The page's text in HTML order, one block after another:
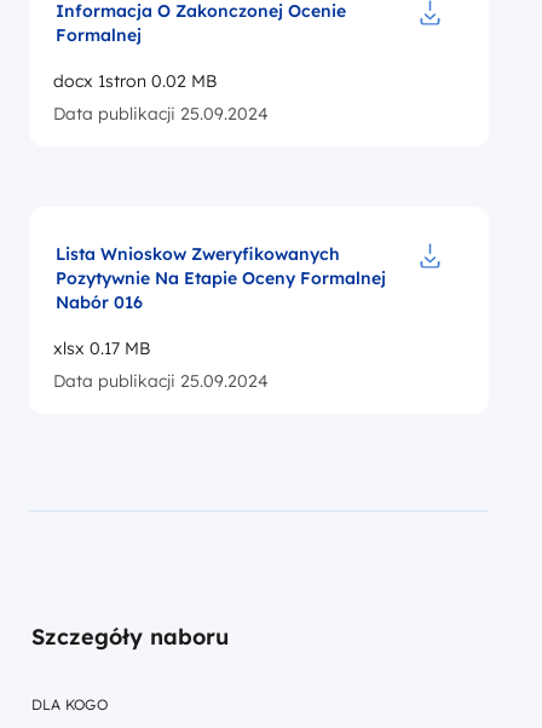
Informacja O Zakonczonej Ocenie
Formalnej
docx 1stron 0.02 MB
Data publikacji 25.09.2024
Lista Wnioskow Zweryfikowanych
Pozytywnie Na Etapie Oceny Formalnej
Nabór 016
xlsx 0.17 MB
Data publikacji 25.09.2024
Szczegóły naboru
DLA KOGO